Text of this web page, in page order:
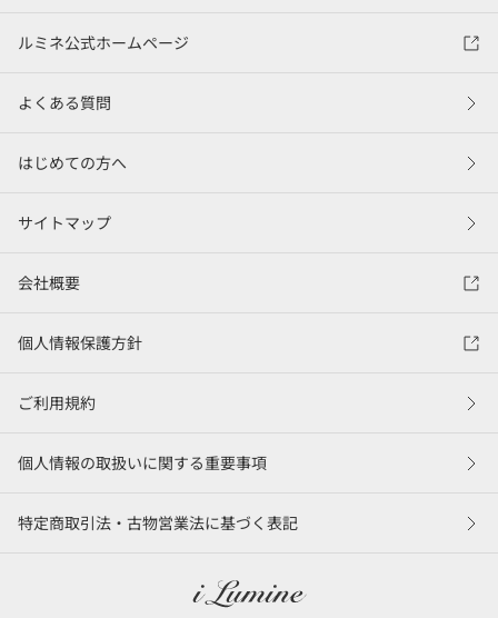
ルミネ公式ホームページ
よくある質問
はじめての方へ
サイトマップ
会社概要
個人情報保護方針
ご利用規約
個人情報の取扱いに関する重要事項
特定商取引法・古物営業法に基づく表記